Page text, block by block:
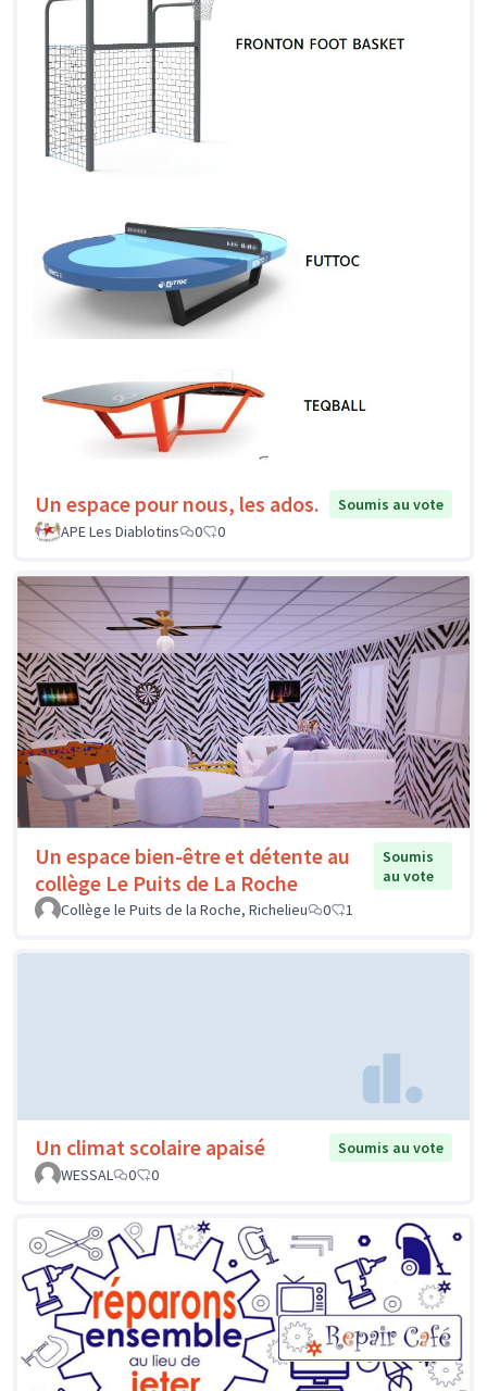
Un espace pour nous, les ados.
Soumis au vote
APE Les Diablotins
0 0
Un espace bien-être et détente au
collège Le Puits de La Roche
Soumis
au vote
Collège le Puits de la Roche, Richelieu
0 1
Un climat scolaire apaisé
Soumis au vote
WESSAL
0 0